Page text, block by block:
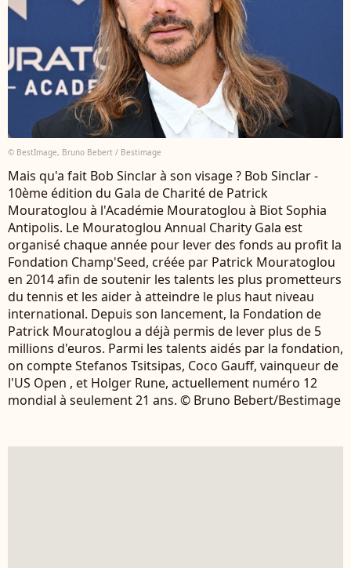
© BestImage, Bruno Bebert / Bestimage
Mais qu'a fait Bob Sinclar à son visage ? Bob Sinclar -
10ème édition du Gala de Charité de Patrick
Mouratoglou à l'Académie Mouratoglou à Biot Sophia
Antipolis. Le Mouratoglou Annual Charity Gala est
organisé chaque année pour lever des fonds au profit la
Fondation Champ'Seed, créée par Patrick Mouratoglou
en 2014 afin de soutenir les talents les plus prometteurs
du tennis et les aider à atteindre le plus haut niveau
international. Depuis son lancement, la Fondation de
Patrick Mouratoglou a déjà permis de lever plus de 5
millions d'euros. Parmi les talents aidés par la fondation,
on compte Stefanos Tsitsipas, Coco Gauff, vainqueur de
l'US Open , et Holger Rune, actuellement numéro 12
mondial à seulement 21 ans. © Bruno Bebert/Bestimage